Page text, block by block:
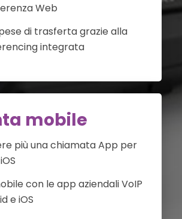
Web
di trasferta grazie alla
integrata
mobile
più una chiamata App per
con le app aziendali VoIP
e iOS